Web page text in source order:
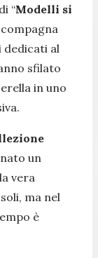
“Modelli si
al
sfilato
in uno
un
vera
ma nel
è